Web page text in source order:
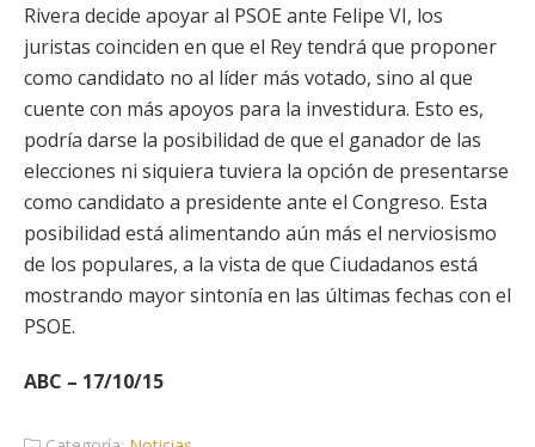
Rivera decide apoyar al PSOE ante Felipe VI, los
juristas coinciden en que el Rey tendrá que proponer
como candidato no al líder más votado, sino al que
cuente con más apoyos para la investidura. Esto es,
podría darse la posibilidad de que el ganador de las
elecciones ni siquiera tuviera la opción de presentarse
como candidato a presidente ante el Congreso. Esta
posibilidad está alimentando aún más el nerviosismo
de los populares, a la vista de que Ciudadanos está
mostrando mayor sintonía en las últimas fechas con el
PSOE.
ABC – 17/10/15